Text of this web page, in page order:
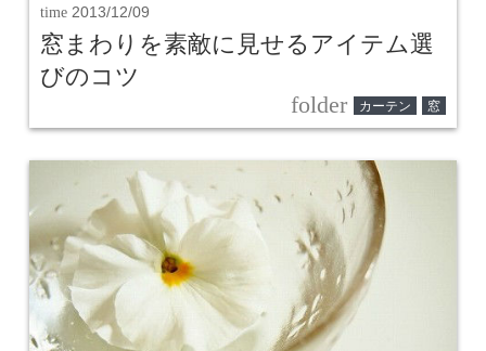
time 2013/12/09
窓まわりを素敵に見せるアイテム選
びのコツ
folder カーテン 窓